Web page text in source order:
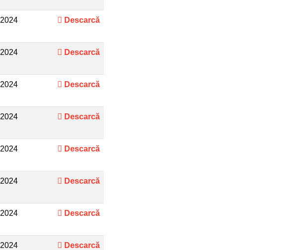
2024 Descarcă
2024 Descarcă
2024 Descarcă
2024 Descarcă
2024 Descarcă
2024 Descarcă
2024 Descarcă
2024 Descarcă